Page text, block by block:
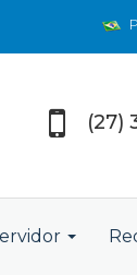
(27)